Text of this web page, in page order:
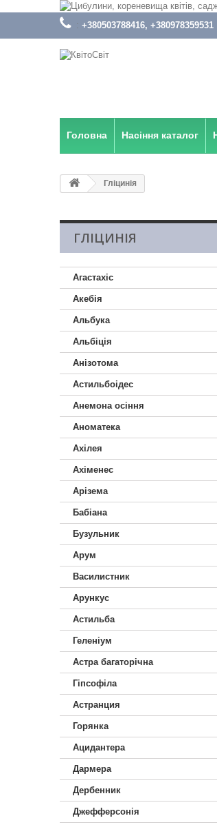
: +380503788416, +380978359531
Головна Насіння каталог
Гліцинія
ГЛІЦИНІЯ
Агастахіс
Акебія
Альбука
Альбіція
Анізотома
Астильбоідес
Анемона осіння
Аноматека
Ахілея
Ахіменес
Арізема
Бабіана
Бузульник
Арум
Василистник
Арункус
Астильба
Геленіум
Астра багаторічна
Гіпсофіла
Астранция
Горянка
Ацидантера
Дармера
Дербенник
Джефферсонія